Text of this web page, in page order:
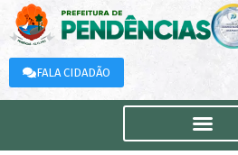
FALA CIDADÃO